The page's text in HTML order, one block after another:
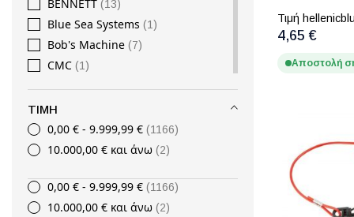
Τιμή
4,65 €
Αποστολή
60Ft
6Ft
7Ft
8Ft 17
9Ft
BENNETT 13
Blue Sea Systems 1
Bob's Machine 7
CMC 1
Eval
ISOTTA
LENCO 18
MAVI MARE 20
Mercury 7
Michigan Wheel 84
ΤΙΜΉ
0,00 € - 9.999,99 € 1166
10.000,00 € και άνω 2
0,00 € - 9.999,99 € 1166
10.000,00 € και άνω 2